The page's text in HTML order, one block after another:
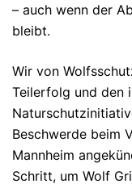
– auch wenn der
bleibt.
Wir von
Teilerfolg und den
Beschwerde beim
Mannheim
Schritt, um Wolf